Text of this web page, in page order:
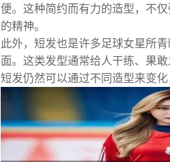
便。这种简约而有力的造型，不
的精神。
此外，短发也是许多足球女星所
面。这类发型通常给人干练、果
短发仍然可以通过不同造型来变